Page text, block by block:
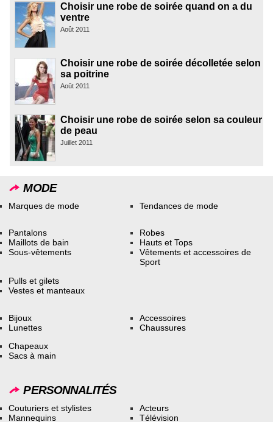
Choisir une robe de soirée quand on a du
ventre
Août 2011
Choisir une robe de soirée décolletée selon
sa poitrine
Août 2011
Choisir une robe de soirée selon sa couleur
de peau
Juillet 2011
MODE
Marques de mode Tendances de mode
Pantalons
Maillots de bain
Sous-vêtements
Robes
Hauts et Tops
Vêtements et accessoires de
Sport
Pulls et gilets
Vestes et manteaux
Bijoux
Lunettes
Accessoires
Chaussures
Chapeaux
Sacs à main
PERSONNALITÉS
Couturiers et stylistes
Mannequins
Acteurs
Télévision